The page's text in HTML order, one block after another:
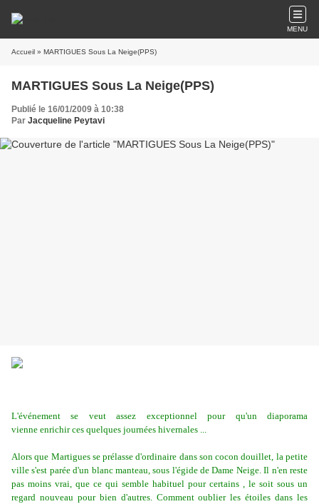
MENU
Accueil » MARTIGUES Sous La Neige(PPS)
MARTIGUES Sous La Neige(PPS)
Publié le 16/01/2009 à 10:38
Par Jacqueline Peytavi
L'événement se veut assez exceptionnel pour qu'un diaporama
vienne enrichir ces quelques journées hivernales ...
Alors que Martigues se prélasse d'ordinaire dans son cocon douillet, la petite
ville s'est parée d'un blanc manteau, sous l'égide de Dame Neige. Il n'en reste
pas moins vrai, que ce qui semble habituel pour certains , le soit sous un
regard nouveau pour bien d'autres. Comment oublier les étoiles dans les